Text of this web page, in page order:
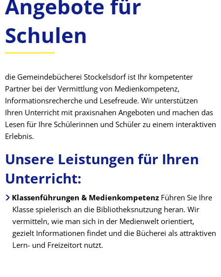
Schulen
Angebote für
Schulen
die Gemeindebücherei Stockelsdorf ist Ihr kompetenter
Partner bei der Vermittlung von Medienkompetenz,
Informationsrecherche und Lesefreude. Wir unterstützen
Ihren Unterricht mit praxisnahen Angeboten und machen das
Lesen für Ihre Schülerinnen und Schüler zu einem interaktiven
Erlebnis.
Unsere Leistungen für Ihren
Unterricht:
Klassenführungen & Medienkompetenz Führen Sie Ihre
Klasse spielerisch an die Bibliotheksnutzung heran. Wir
vermitteln, wie man sich in der Medienwelt orientiert,
gezielt Informationen findet und die Bücherei als attraktiven
Lern- und Freizeitort nutzt.